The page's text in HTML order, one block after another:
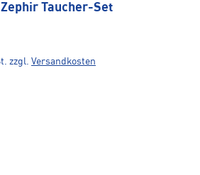
Taucher-Set
zzgl. Versandkosten